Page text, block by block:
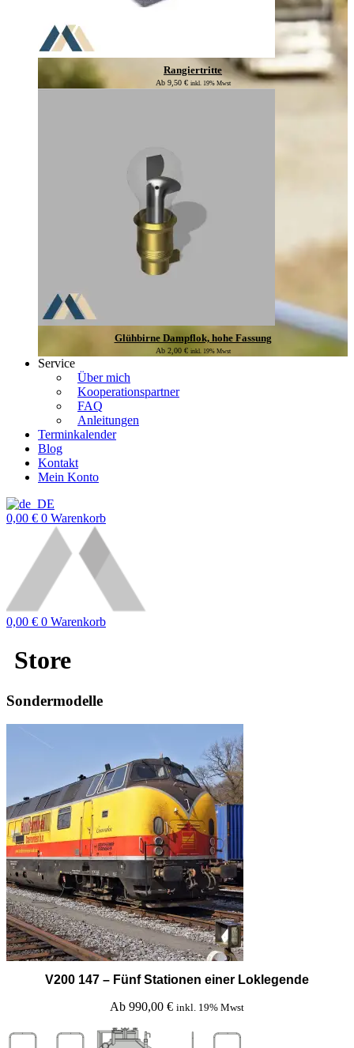
Rangiertritte
Ab 9,50 € inkl. 19% Mwst
Glühbirne Dampflok, hohe Fassung
Ab 2,00 € inkl. 19% Mwst
Service
Über mich
Kooperationspartner
FAQ
Anleitungen
Terminkalender
Blog
Kontakt
Mein Konto
0,00 € 0 Warenkorb
0,00 € 0 Warenkorb
Store
Sondermodelle
V200 147 – Fünf Stationen einer Loklegende
Ab 990,00 € inkl. 19% Mwst